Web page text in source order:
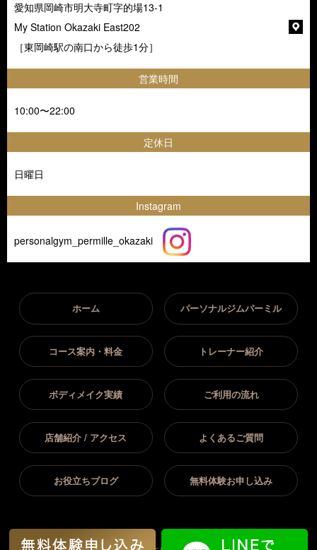
愛知県岡崎市明大寺町字的場13-1
My Station Okazaki East202
［東岡崎駅の南口から徒歩1分］
営業時間
10:00〜22:00
定休日
日曜日
Instagram
personalgym_permille_okazaki
ホーム パーソナルジムパーミル
コース案内・料金 トレーナー紹介
ボディメイク実績 ご利用の流れ
店舗紹介 / アクセス よくあるご質問
お役立ちブログ 無料体験お申し込み
All Rights